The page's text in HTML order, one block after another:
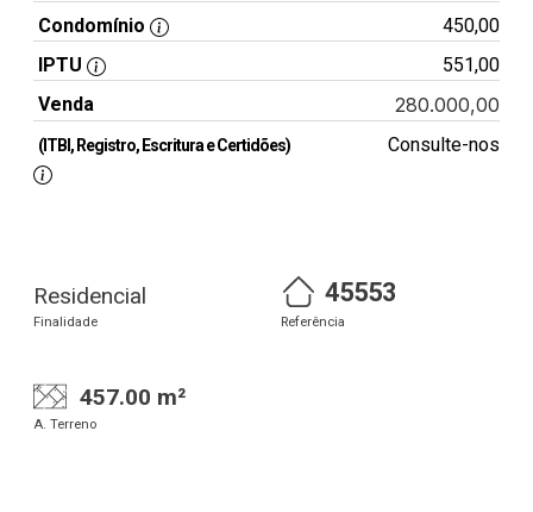
Condomínio
450,00
IPTU
551,00
Venda
280.000,00
(ITBI, Registro, Escritura e Certidões) Consulte-nos
Residencial
Finalidade
45553
Referência
457.00 m²
A. Terreno